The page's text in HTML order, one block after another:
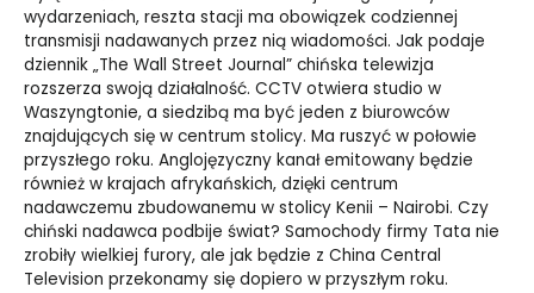
wydarzeniach, reszta stacji ma obowiązek codziennej
transmisji nadawanych przez nią wiadomości. Jak podaje
dziennik „The Wall Street Journal” chińska telewizja
rozszerza swoją działalność. CCTV otwiera studio w
Waszyngtonie, a siedzibą ma być jeden z biurowców
znajdujących się w centrum stolicy. Ma ruszyć w połowie
przyszłego roku. Anglojęzyczny kanał emitowany będzie
również w krajach afrykańskich, dzięki centrum
nadawczemu zbudowanemu w stolicy Kenii – Nairobi. Czy
chiński nadawca podbije świat? Samochody firmy Tata nie
zrobiły wielkiej furory, ale jak będzie z China Central
Television przekonamy się dopiero w przyszłym roku.